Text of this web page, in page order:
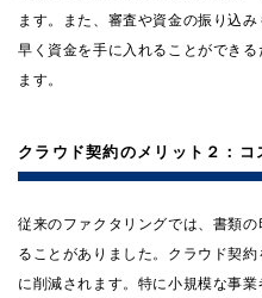
ます。また、審査や資金の振り込
早く資金を手に入れることができ
ます。
クラウド契約のメリット２：コ
従来のファクタリングでは、書類
ることがありました。クラウド契
に削減されます。特に小規模な事